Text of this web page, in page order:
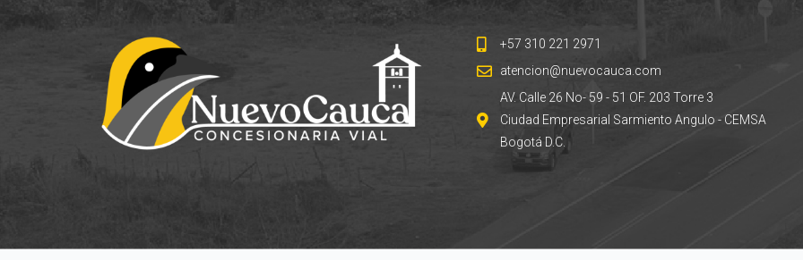
+57 310 221 2971
atencion@nuevocauca.com
AV. Calle 26 No- 59 - 51 OF. 203 Torre 3
Ciudad Empresarial Sarmiento Angulo - CEMSA
Bogotá D.C.